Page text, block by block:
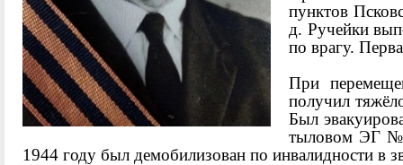
пунктов
д. Ручейки
по врагу.
При
получил
Был
тыловом ЭГ
1944 году был демобилизован по инвалидности в